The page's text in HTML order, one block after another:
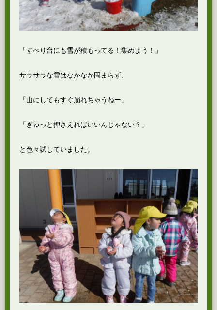
「すべり台にも雪が積もってる！集めよう！」
サラサラな雪はなかなか固まらず、
「山にしてもすぐ崩れちゃうねー」
「ぎゅっと押さえればいいんじゃない？」
と色々試していました。